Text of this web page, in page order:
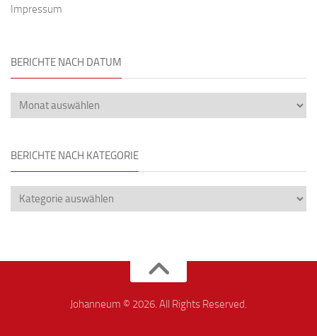
Impressum
BERICHTE NACH DATUM
BERICHTE NACH KATEGORIE
Johanneum © 2026. All Rights Reserved.